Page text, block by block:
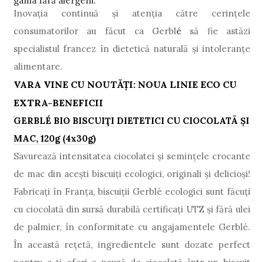
Inovația continuă și atenția către cerințele
consumatorilor au făcut ca Gerblé să fie astăzi
specialistul francez în dietetică naturală și intoleranțe
alimentare.
VARA VINE CU NOUTĂȚI: NOUA LINIE ECO CU
EXTRA-BENEFICII
GERBLÉ BIO BISCUIŢI DIETETICI CU CIOCOLATÃ ŞI
MAC,120g (4x30g)
Savurează intensitatea ciocolatei și semințele crocante
de mac din aceşti biscuiţi ecologici, originali şi delicioşi!
Fabricaţi în Franța, biscuiţii Gerblé ecologici sunt făcuți
cu ciocolată din sursă durabilă certificaţi UTZ și fără ulei
de palmier, în conformitate cu angajamentele Gerblé.
În această rețetă, ingredientele sunt dozate perfect